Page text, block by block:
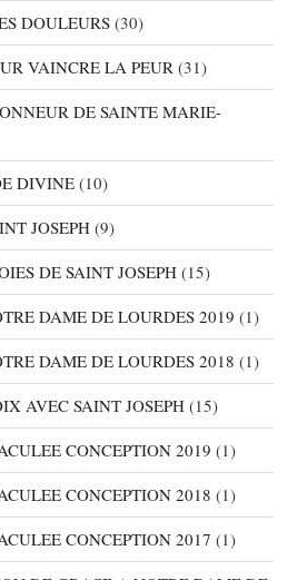
DOULEURS (30)
VAINCRE LA PEUR (31)
DE SAINTE MARIE-
DIVINE (10)
JOSEPH (9)
DE SAINT JOSEPH (15)
DAME DE LOURDES 2019 (1)
DAME DE LOURDES 2018 (1)
AVEC SAINT JOSEPH (15)
CONCEPTION 2019 (1)
CONCEPTION 2018 (1)
CONCEPTION 2017 (1)